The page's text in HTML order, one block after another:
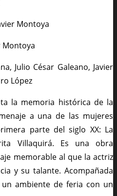
Montoya
Montoya
Julio César Galeano, Javier
López
la memoria histórica de la
a una de las mujeres
parte del siglo XX: La
Villaquirá. Es una obra
memorable al que la actriz
y su talante. Acompañada
ambiente de feria con un